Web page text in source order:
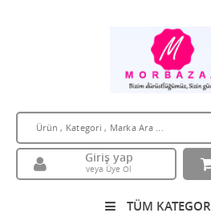
Giriş yap
veya Üye Ol
TÜM